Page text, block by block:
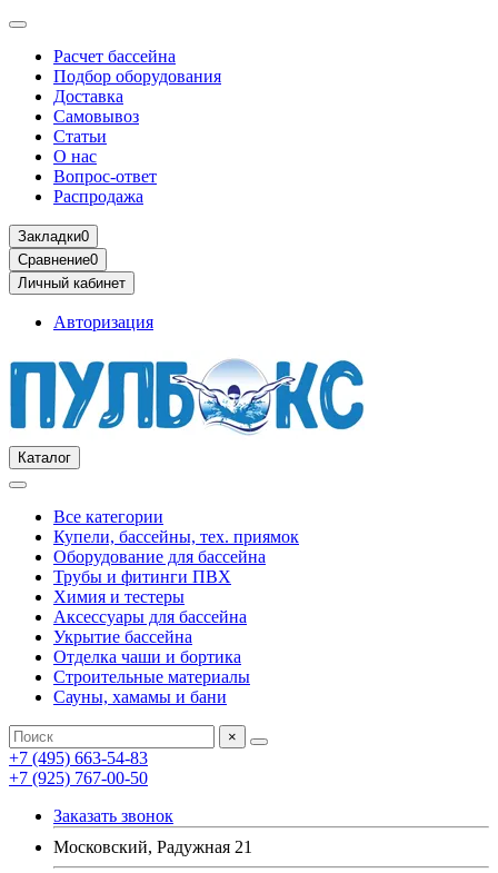
Расчет бассейна
Подбор оборудования
Доставка
Самовывоз
Статьи
О нас
Вопрос-ответ
Распродажа
Закладки0
Сравнение0
Личный кабинет
Авторизация
Каталог
Все категории
Купели, бассейны, тех. приямок
Оборудование для бассейна
Трубы и фитинги ПВХ
Химия и тестеры
Аксессуары для бассейна
Укрытие бассейна
Отделка чаши и бортика
Строительные материалы
Сауны, хамамы и бани
×
+7 (495) 663-54-83
+7 (925) 767-00-50
Заказать звонок
Московский, Радужная 21